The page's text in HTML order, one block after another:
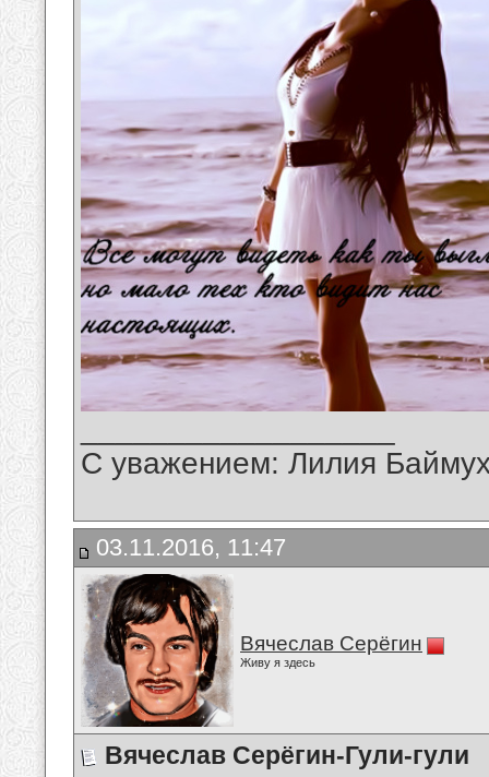
С уважением: Лилия
03.11.2016, 11:47
Вячеслав Серёгин
Живу я здесь
Вячеслав Серёгин-Гули-гули